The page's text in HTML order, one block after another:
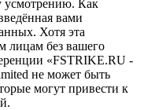
усмотрению. Как
вами
Хотя эта
лицам без вашего
«FSTRIKE.RU -
не может быть
могут привести к